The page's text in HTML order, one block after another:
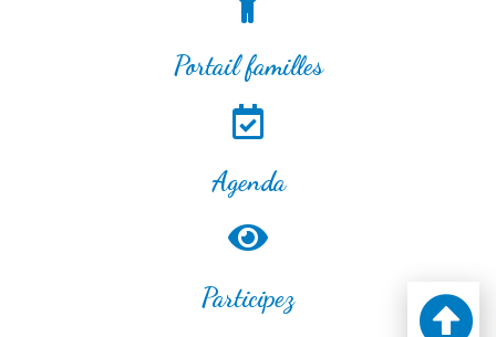
Portail familles
Agenda
Participez